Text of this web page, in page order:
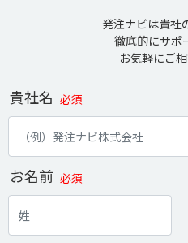
発注ナビは貴社
徹底的にサポ
お気軽にご相
貴社名 必須
お名前 必須